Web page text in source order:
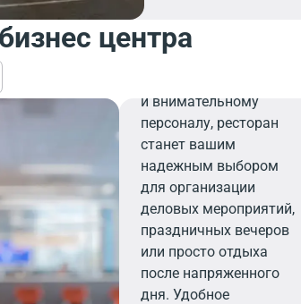
центра
Ресторан
Благодаря
и внимательному
персоналу, ресторан
станет вашим
надежным выбором
для организации
деловых мероприятий,
праздничных вечеров
или просто отдыха
после напряженного
дня. Удобное